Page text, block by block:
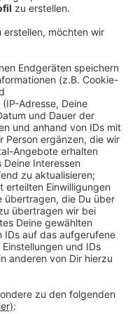
gab, werden nur
Gladen von der
etwa Einsamkeit,
Belastungen. Das
mehr Zeit haben
sitzen - oder
sprechen
0800 / 111
eine Beratung per
dazu lesen Sie auf